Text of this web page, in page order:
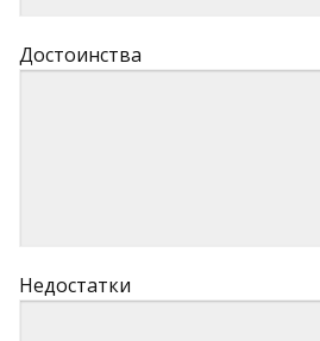
Достоинства
Недостатки